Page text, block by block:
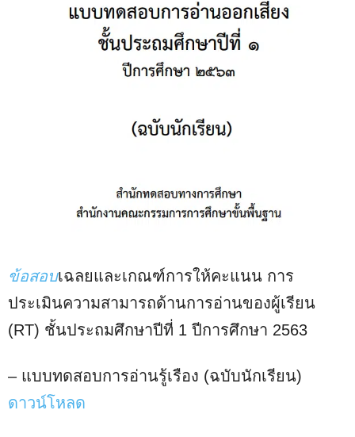
ข้อสอบเฉลยและเกณฑ์การให้คะแนน การ
ประเมินความสามารถด้านการอ่านของผู้เรียน
(RT) ชั้นประถมศึกษาปีที่ 1 ปีการศึกษา 2563
– แบบทดสอบการอ่านรู้เรือง (ฉบับนักเรียน)
ดาวน์โหลด